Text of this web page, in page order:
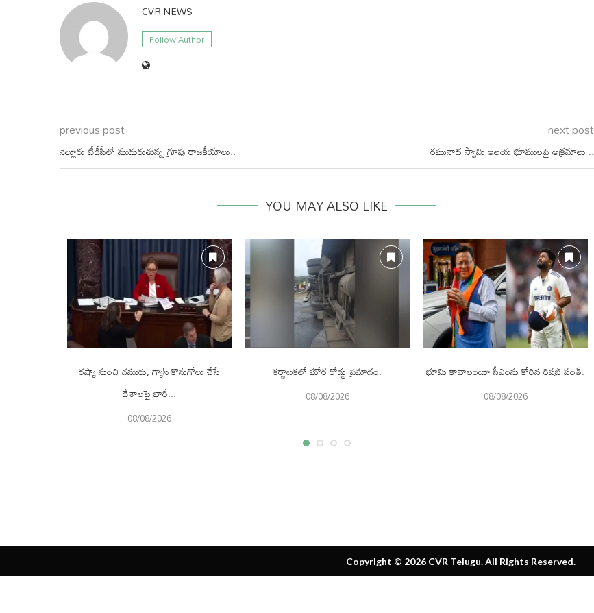
CVR NEWS
Follow Author
previous post
నెల్లూరు టీడీపీలో ముదురుతున్న గ్రూపు రాజకీయాలు..
next post
రఘునాథ స్వామి ఆలయ భూములపై అక్రమాలు ..
YOU MAY ALSO LIKE
రష్యా నుంచి చమురు, గ్యాస్‌ కొనుగోలు చేసే
దేశాలపై భారీ...
08/08/2026
కర్ణాటకలో ఘోర రోడ్డు ప్రమాదం.
08/08/2026
భూమి కావాలంటూ సీఎంను కోరిన రిషబ్ పంత్.
08/08/2026
Copyright © 2026 CVR Telugu. All Rights Reserved.